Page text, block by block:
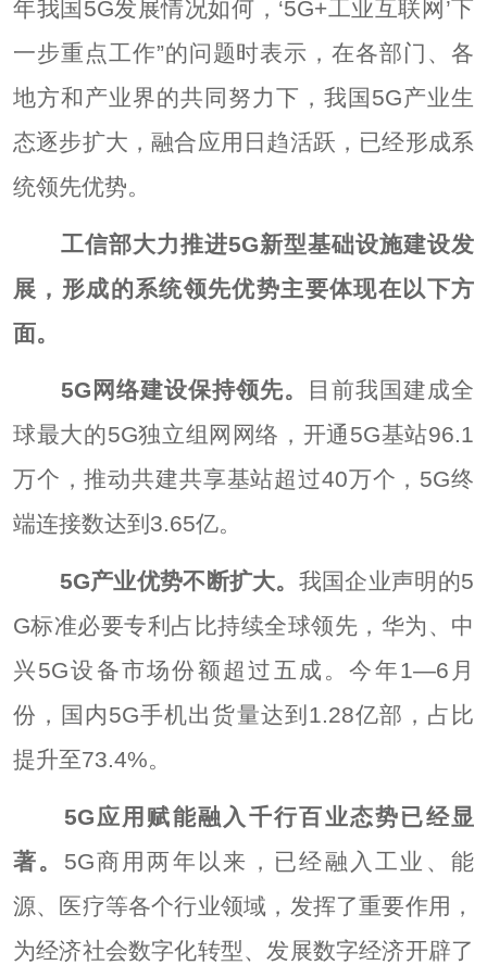
年我国5G发展情况如何，‘5G+工业互联网’下
一步重点工作”的问题时表示，在各部门、各
地方和产业界的共同努力下，我国5G产业生
态逐步扩大，融合应用日趋活跃，已经形成系
统领先优势。
工信部大力推进5G新型基础设施建设发
展，形成的系统领先优势主要体现在以下方
面。
5G网络建设保持领先。
目前我国建成全
球最大的5G独立组网网络，开通5G基站96.1
万个，推动共建共享基站超过40万个，5G终
端连接数达到3.65亿。
5G产业优势不断扩大。 我国企业声明的5
G标准必要专利占比持续全球领先，华为、中
兴5G设备市场份额超过五成。今年1—6月
份，国内5G手机出货量达到1.28亿部，占比
提升至73.4%。
5G应用赋能融入千行百业态势已经显
著。 5G商用两年以来，已经融入工业、能
源、医疗等各个行业领域，发挥了重要作用，
为经济社会数字化转型、发展数字经济开辟了